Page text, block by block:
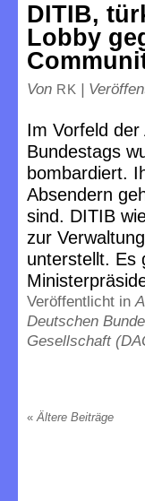
DITIB,
Lobby
Von RK |
Im Vorfeld
Bundestags
bombardiert.
Absendern
sind. DITIB
zur
unterstellt. Es
Veröffentlicht in
Deutschen
Gesellschaft
« Ältere Beiträge